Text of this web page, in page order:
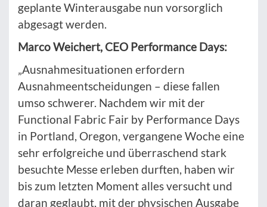
geplante Winterausgabe nun vorsorglich
abgesagt werden.
Marco Weichert, CEO Performance Days:
„Ausnahmesituationen erfordern
Ausnahmeentscheidungen – diese fallen
umso schwerer. Nachdem wir mit der
Functional Fabric Fair by Performance Days
in Portland, Oregon, vergangene Woche eine
sehr erfolgreiche und überraschend stark
besuchte Messe erleben durften, haben wir
bis zum letzten Moment alles versucht und
daran geglaubt, mit der physischen Ausgabe